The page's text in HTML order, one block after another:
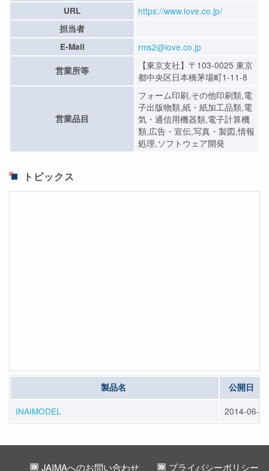
URL https://www.love.co.jp/
担当者
E-Mail
rms2@love.co.jp
営業所等
【東京支社】〒103-0025 東京
都中央区日本橋茅場町1-11-8
営業品目
フォーム印刷,その他印刷類,電
子出版物類,紙・紙加工品類,電
気・通信用機器類,電子計算機
類,広告・宣伝,写真・製図,情報
処理,ソフトウェア開発
トピックス
製品名 公開日
INAIMODEL 2014-06-30
JAIMAへのお問い合わせ プライバシーポリシー